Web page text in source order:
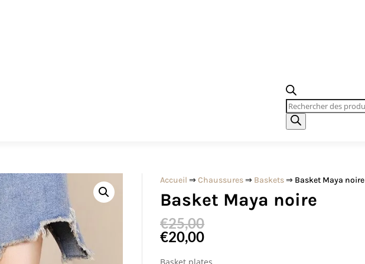
Recherche
de
produits
Accueil ⇒Chaussures⇒ Baskets⇒ Basket Maya noire
Basket Maya noire
€25,00
€20,00
Basket plates